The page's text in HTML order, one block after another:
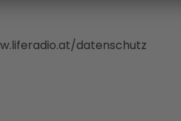
datenschutz